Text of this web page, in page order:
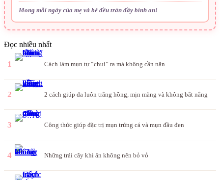
Mong mỗi ngày của mẹ và bé đều tràn đầy bình an!
Đọc nhiều nhất
1 Cách làm mụn tự “chui” ra mà không cần nặn
2 2 cách giúp da luôn trắng hồng, mịn màng và không bắt nắng
3 Công thức giúp đặc trị mụn trứng cá và mụn đầu đen
4 Những trái cây khi ăn không nên bỏ vỏ